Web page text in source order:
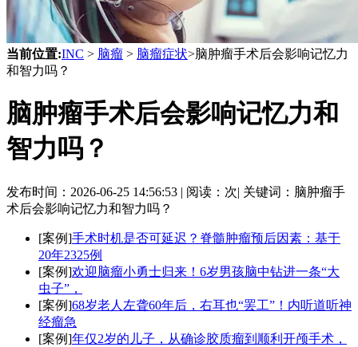
当前位置:INC > 脑瘤 > 脑瘤症状>脑肿瘤手术后会影响记忆力
和智力吗？
脑肿瘤手术后会影响记忆力和
智力吗？
发布时间： 2026-06-25 14:56:53 | 阅读： 次| 关键词：脑肿瘤手
术后会影响记忆力和智力吗？
[案例]手术时机是否可延迟？脊髓肿瘤预后因素：基于
20年2325例
[案例]欢迎脑瘤小勇士归来！6岁男孩脑中钻进一条“大
虫子”，
[案例]68岁老人左聋60年后，右耳也“罢工”！内听道听神
经瘤急
[案例]年仅2岁的儿子，从确诊胶质瘤到顺利开颅手术，